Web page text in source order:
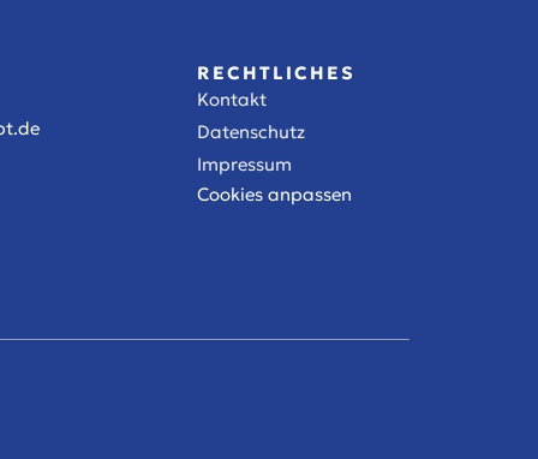
RECHTLICHES
Kontakt
Datenschutz
Impressum
Cookies anpassen